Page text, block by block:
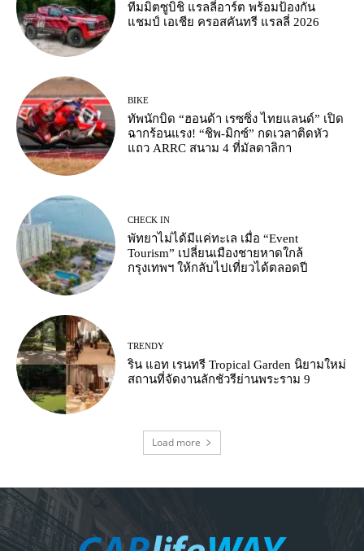
ทีมมิตซูบิชิ แรลลี่อาร์ต พร้อมป้องกัน
แชมป์ เอเชีย ครอสคันทรี แรลลี่ 2026
BIKE
ทัพนักบิด “ฮอนด้า เรซซิ่ง ไทยแลนด์” เปิด
ฉากร้อนแรง! “ชิพ-มิกซ์” กดเวลาติดหัว
แถว ARRC สนาม 4 ที่มัลดาลิกา
CHECK IN
พัทยาไม่ได้มีแค่ทะเล เมื่อ “Event
Tourism” เปลี่ยนเมืองชายหาดใกล้
กรุงเทพฯ ให้กลับไปเที่ยวได้ตลอดปี
TRENDY
ริน แอท เรนทรี Tropical Garden นิยามใหม่
สถานที่จัดงานลักชัวรีย่านพระราม 9
Load more